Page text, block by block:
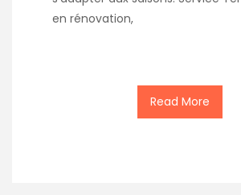
en rénovation,
Read More